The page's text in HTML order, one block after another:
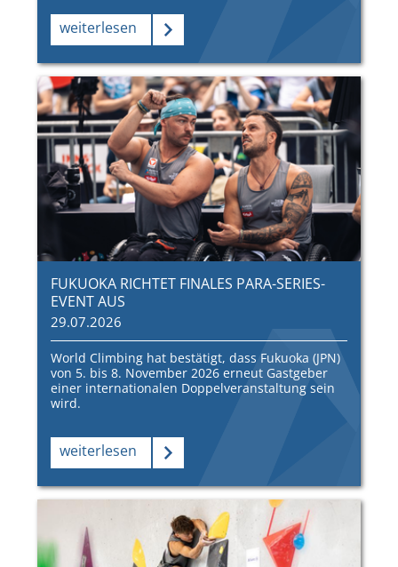
weiterlesen
FUKUOKA RICHTET FINALES PARA-SERIES-
EVENT AUS
29.07.2026
World Climbing hat bestätigt, dass Fukuoka (JPN)
von 5. bis 8. November 2026 erneut Gastgeber
einer internationalen Doppelveranstaltung sein
wird.
weiterlesen